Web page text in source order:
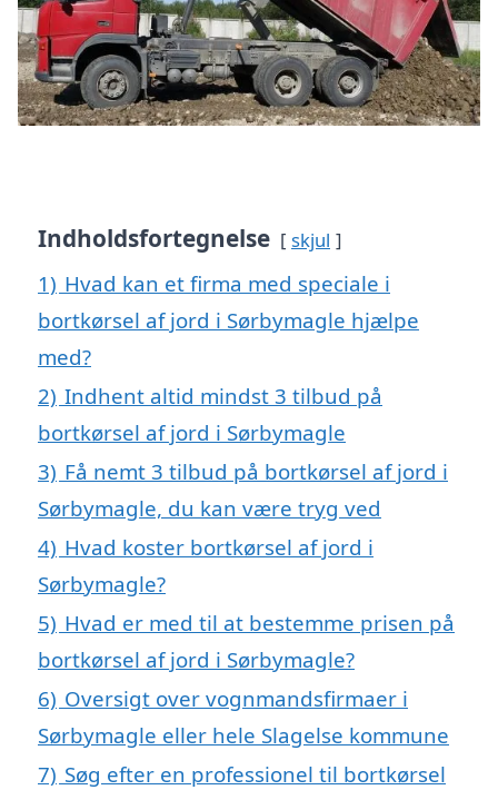
Indholdsfortegnelse skjul
1) Hvad kan et firma med speciale i
bortkørsel af jord i Sørbymagle hjælpe
med?
2) Indhent altid mindst 3 tilbud på
bortkørsel af jord i Sørbymagle
3) Få nemt 3 tilbud på bortkørsel af jord i
Sørbymagle, du kan være tryg ved
4) Hvad koster bortkørsel af jord i
Sørbymagle?
5) Hvad er med til at bestemme prisen på
bortkørsel af jord i Sørbymagle?
6) Oversigt over vognmandsfirmaer i
Sørbymagle eller hele Slagelse kommune
7) Søg efter en professionel til bortkørsel